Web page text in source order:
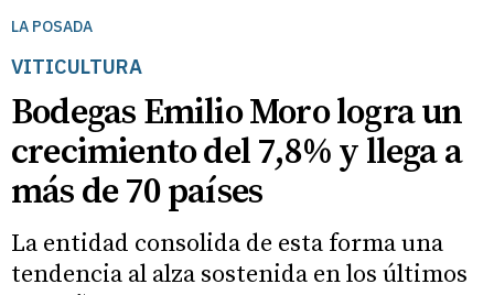
LA POSADA
VITICULTURA
Bodegas Emilio Moro logra un
crecimiento del 7,8% y llega a
más de 70 países
La entidad consolida de esta forma una
tendencia al alza sostenida en los últimos